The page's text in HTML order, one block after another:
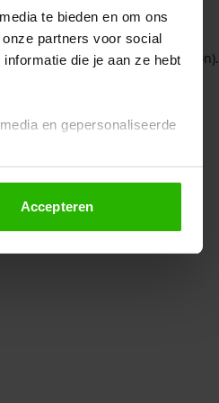
te bieden en om ons
partners voor social
die je aan ze hebt
en gepersonaliseerde
altijd wijzigen of
Accepteren
console for more information).